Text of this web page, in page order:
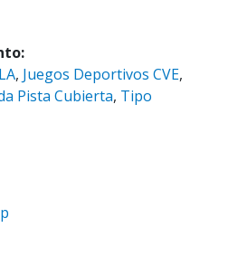
, Juegos Deportivos CVE,
Pista Cubierta, Tipo